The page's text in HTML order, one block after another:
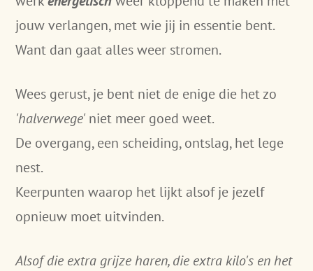
jouw verlangen, met wie jij in essentie bent.
Want dan gaat alles weer stromen.
Wees gerust, je bent niet de enige die het zo
'halverwege'niet meer goed weet.
De overgang, een scheiding, ontslag, het lege
nest.
Keerpunten waarop het lijkt alsof je jezelf
opnieuw moet uitvinden.
Alsof die extra grijze haren, die extra kilo's en het